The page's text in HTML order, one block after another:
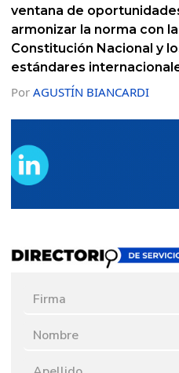
ventana de
armonizar la norma con la
Constitución Nacional y
estándares
Por AGUSTÍN BIANCARDI